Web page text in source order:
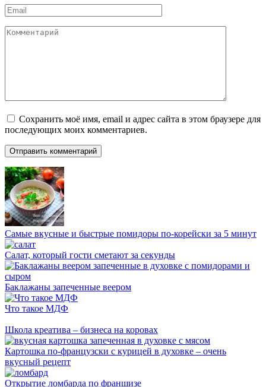
Email
*
Комментарий
Сохранить моё имя, email и адрес сайта в этом браузере для
последующих моих комментариев.
Самые вкусные и быстрые помидоры по-корейски за 5 минут
Салат, который гости сметают за секунды
Баклажаны запеченные веером
Что такое МДФ
Школа креатива – бизнеса на коровах
Картошка по-французски с курицей в духовке – очень
вкусный рецепт
Открытие ломбарда по франшизе